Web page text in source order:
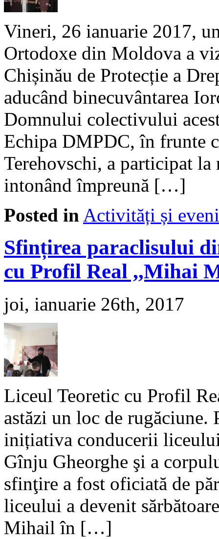
Vineri, 26 ianuarie 2017,
Ortodoxe din Moldova a
Chișinău de Protecție a
aducând binecuvântarea
Domnului colectivului
Echipa DMPDC, în frunte
Terehovschi, a participat
intonând împreună […]
Posted in Activități și
Sfințirea paraclisului
cu Profil Real ,,Mihai
joi, ianuarie 26th, 2017
Liceul Teoretic cu Profil
astăzi un loc de
inițiativa conducerii
Gînju Gheorghe şi a
sfinţire a fost oficiată de
liceului a devenit
Mihail în […]